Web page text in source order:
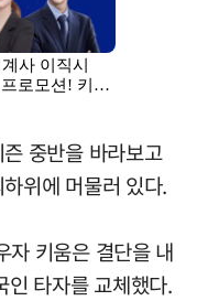
중반을 바라보고
위에 머물러 있다.
자 키움은 결단을 내
인 타자를 교체했다.